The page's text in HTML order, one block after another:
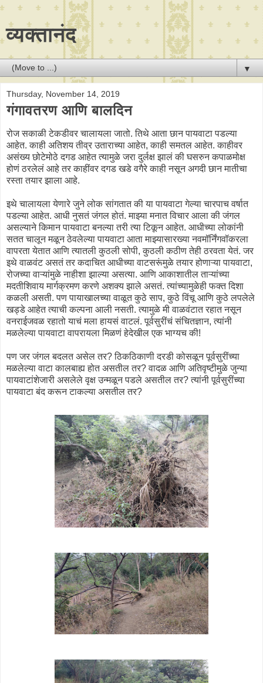
व्यक्तानंद
▼
Thursday, November 14, 2019
गंगावतरण आणि बालदिन
रोज सकाळी टेकडीवर चालायला जातो. तिथे आता छान पायवाटा पडल्या
आहेत. काही अतिशय तीव्र उताराच्या आहेत, काही समतल आहेत. काहीवर
असंख्य छोटेमोठे दगड आहेत त्यामुळे जरा दुर्लक्ष झालं की घसरुन कपाळमोक्ष
होणं ठरलेलं आहे तर काहींवर दगड खडे वगैरे काही नसून अगदी छान मातीचा
रस्ता तयार झाला आहे.
इथे चालायला येणारे जुने लोक सांगतात की या पायवाटा गेल्या चारपाच वर्षात
पडल्या आहेत. आधी नुसतं जंगल होतं. माझ्या मनात विचार आला की जंगल
असल्याने किमान पायवाटा बनल्या तरी त्या टिकून आहेत. आधीच्या लोकांनी
सतत चालून मळून ठेवलेल्या पायवाटा आता माझ्यासारख्या नवमॉर्निंगवॉकरला
वापरता येतात आणि त्यातली कुठली सोपी, कुठली कठीण तेही ठरवता येतं. जर
इथे वाळवंट असतं तर कदाचित आधीच्या वाटसरूंमुळे तयार होणाऱ्या पायवाटा,
रोजच्या वाऱ्यांमुळे नाहीशा झाल्या असत्या. आणि आकाशातील ताऱ्यांच्या
मदतीशिवाय मार्गक्रमण करणे अशक्य झाले असतं. त्यांच्यामुळेही फक्त दिशा
कळली असती. पण पायाखालच्या वाळूत कुठे साप, कुठे विंचू आणि कुठे लपलेले
खड्डे आहेत त्याची कल्पना आली नसती. त्यामुळे मी वाळवंटात रहात नसून
वनराईजवळ रहातो याचं मला हायसं वाटलं. पूर्वसुरींचं संचितज्ञान, त्यांनी
मळलेल्या पायवाटा वापरायला मिळणं हेदेखील एक भाग्यच की!
पण जर जंगल बदलत असेल तर? ठिकठिकाणी दरडी कोसळून पूर्वसुरींच्या
मळलेल्या वाटा कालबाह्य होत असतील तर? वादळ आणि अतिवृष्टीमुळे जुन्या
पायवाटांशेजारी असलेले वृक्ष उन्मळून पडले असतील तर? त्यांनी पूर्वसुरींच्या
पायवाटा बंद करून टाकल्या असतील तर?